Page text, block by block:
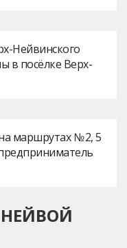
Нейвинского
в посёлке Верх-
маршрутах № 2, 5
НЕЙВОЙ